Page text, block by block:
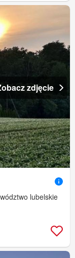
zdjęcie
lubelskie